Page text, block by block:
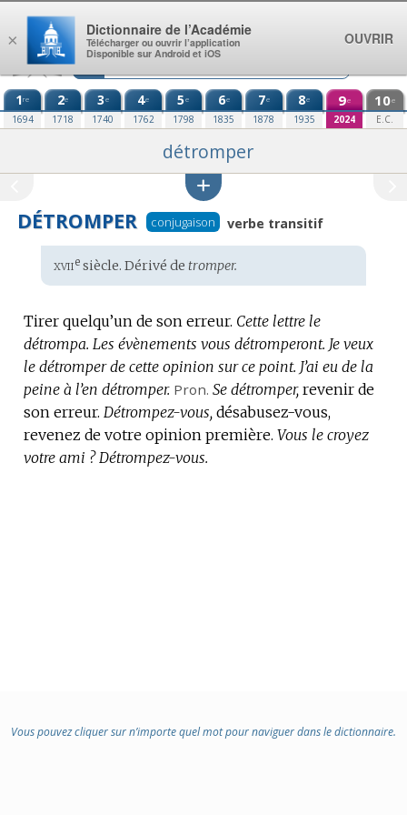
Aller au contenu
1re
1694
2e
1718
3e
1740
4e
1762
5e
1798
6e
1835
7e
1878
8e
1935
9e
2024
10e
E.C.
détromper
DÉTROMPER conjugaison verbe transitif
Étymologie
:
xviiesiècle. Dérivé de tromper.
Tirer quelqu’un de son erreur. Cette lettre le
détrompa. Les évènements vous détromperont. Je veux
le détromper de cette opinion sur ce point. J’ai eu de la
peine à l’en détromper. Pron. Se détromper, revenir de
son erreur. Détrompez-vous, désabusez-vous,
revenez de votre opinion première. Vous le croyez
votre ami ? Détrompez-vous.
Vous pouvez cliquer sur n’importe quel mot pour naviguer dans le dictionnaire.
×
Dictionnaire de l’Académie
Télécharger ou ouvrir l’application
Disponible sur Android et iOS
OUVRIR